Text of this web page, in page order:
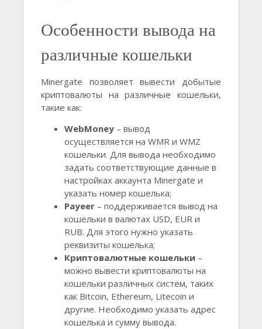
Особенности вывода на
различные кошельки
Minergate позволяет вывести добытые
криптовалюты на различные кошельки,
такие как:
WebMoney – вывод
осуществляется на WMR и WMZ
кошельки. Для вывода необходимо
задать соответствующие данные в
настройках аккаунта Minergate и
указать номер кошелька;
Payeer – поддерживается вывод на
кошельки в валютах USD, EUR и
RUB. Для этого нужно указать
реквизиты кошелька;
Криптовалютные кошельки –
можно вывести криптовалюты на
кошельки различных систем, таких
как Bitcoin, Ethereum, Litecoin и
другие. Необходимо указать адрес
кошелька и сумму вывода.